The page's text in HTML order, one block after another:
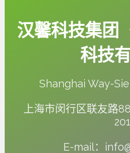
汉馨科技集团
科技
Shanghai Way-
上海市闵行区联友
E-mail：